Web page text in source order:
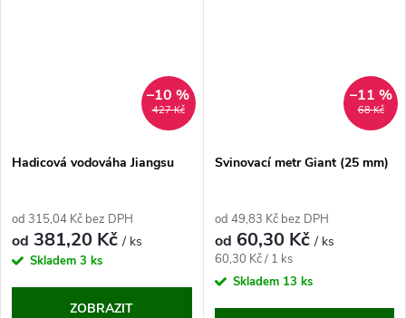
427 Kč
–10 %
Hadicová vodováha Jiangsu
od 315,04 Kč bez DPH
od 381,20 Kč/ ks
Skladem 3 ks
ZOBRAZIT
68 Kč
–11 %
Svinovací metr Giant (25 mm)
od 49,83 Kč bez DPH
od 60,30 Kč/ ks
Měrná
cena:
60,30 Kč / 1 ks
Skladem 13 ks